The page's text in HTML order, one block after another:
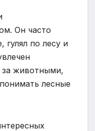
Он часто
гулял по лесу и
животными,
лесные